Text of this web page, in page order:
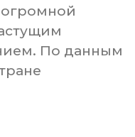
По данным